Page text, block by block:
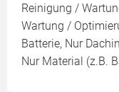
Reinigung /
Wartung /
Batterie, Nur
Nur Material (z.B.